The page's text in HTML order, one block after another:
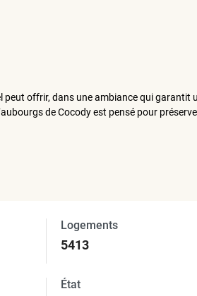
peut offrir, dans une ambiance qui garantit
de Cocody est pensé pour
Logements
5413
État